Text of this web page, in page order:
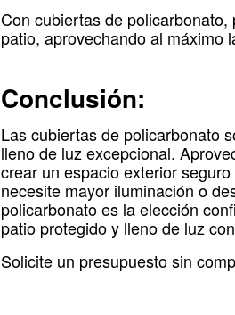
Con cubiertas de
patio, aprovechando al máximo
Conclusión:
Las cubiertas de policarbonato
lleno de luz excepcional.
crear un espacio exterior
necesite mayor iluminación o
policarbonato es la elección
patio protegido y lleno de luz
Solicite un presupuesto sin